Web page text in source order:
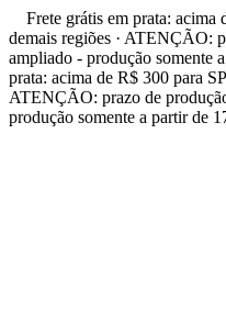
Frete grátis em prata: acima
demais regiões · ATENÇÃO:
ampliado - produção somente
prata: acima de R$ 300 para
ATENÇÃO: prazo de
produção somente a partir de